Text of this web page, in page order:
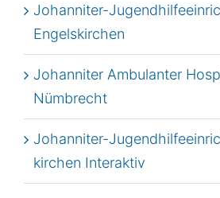
Johan­ni­ter-
Engelskirchen
Johan­ni­ter Ambu­lan­ter
Nümbrecht
Johan­ni­ter-
kir­chen Interaktiv